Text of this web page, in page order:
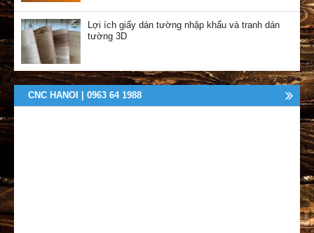
Lợi ích giấy dán tường nhập khẩu và tranh dán
tường 3D
CNC HANOI | 0963 64 1988